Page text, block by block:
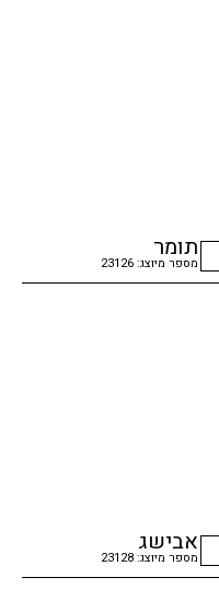
תומר
מספר מיוצג: 23126
אבישג
מספר מיוצג: 23128